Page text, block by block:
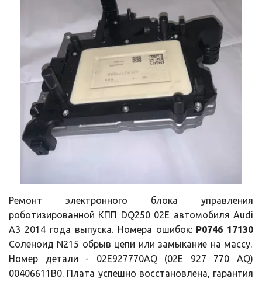
Ремонт электронного блока управления
роботизированной КПП DQ250 02E автомобиля Audi
A3 2014 года выпуска. Номера ошибок: P0746 17130
Соленоид N215 обрыв цепи или замыкание на массу.
Номер детали - 02E927770AQ (02E 927 770 AQ)
00406611B0. Плата успешно восстановлена, гарантия